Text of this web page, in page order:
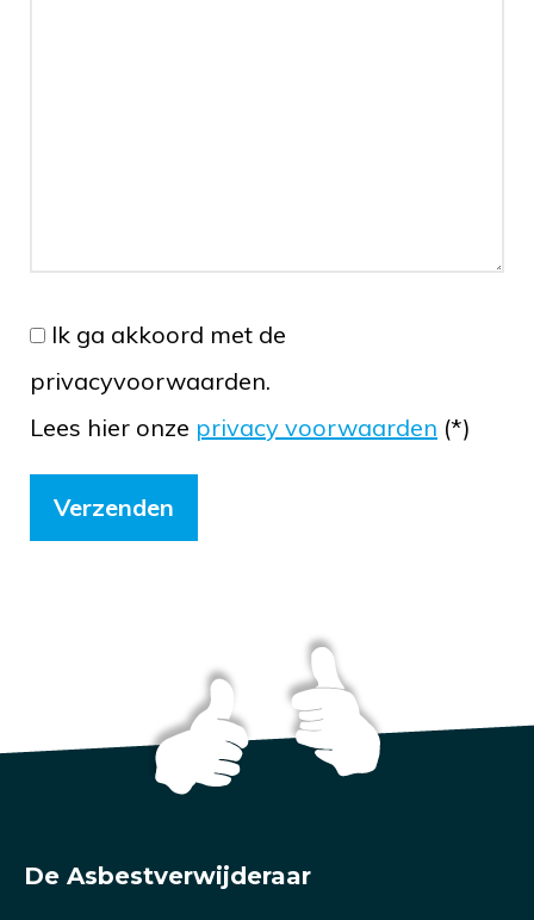
Ik ga akkoord met de
privacyvoorwaarden.
Lees hier onze privacy voorwaarden (*)
De Asbestverwijderaar